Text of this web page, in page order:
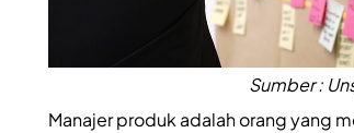
Sumber :
Manajer produk adalah orang yang